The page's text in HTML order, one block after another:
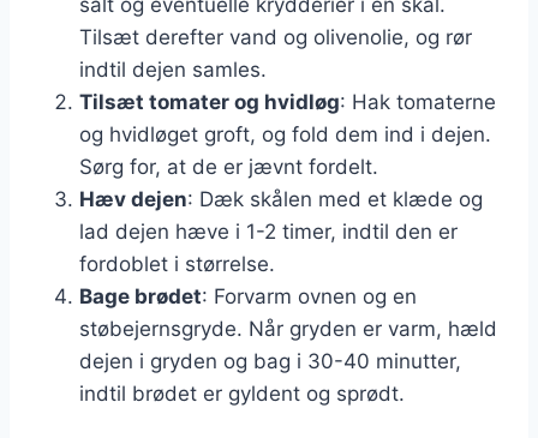
Tilsæt derefter vand og olivenolie, og rør
indtil dejen samles.
Tilsæt tomater og hvidløg: Hak tomaterne
og hvidløget groft, og fold dem ind i dejen.
Sørg for, at de er jævnt fordelt.
Hæv dejen: Dæk skålen med et klæde og
lad dejen hæve i 1-2 timer, indtil den er
fordoblet i størrelse.
Bage brødet: Forvarm ovnen og en
støbejernsgryde. Når gryden er varm, hæld
dejen i gryden og bag i 30-40 minutter,
indtil brødet er gyldent og sprødt.